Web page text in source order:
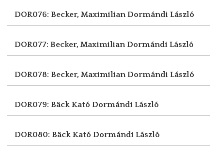
DOR076: Becker, MaximilianDormándi László
DOR077: Becker, MaximilianDormándi László
DOR078: Becker, MaximilianDormándi László
DOR079: Bäck Kató Dormándi László
DOR080: Bäck Kató Dormándi László